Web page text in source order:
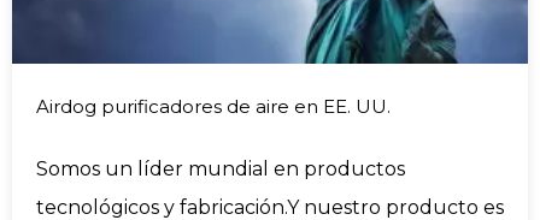
Airdog purificadores de aire en EE. UU.
Somos un líder mundial en productos
tecnológicos y fabricación.Y nuestro producto es